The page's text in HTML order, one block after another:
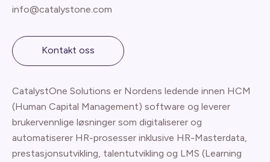
info@catalystone.com
Kontakt oss
CatalystOne Solutions er Nordens ledende innen HCM
(Human Capital Management) software og leverer
brukervennlige løsninger som digitaliserer og
automatiserer HR-prosesser inklusive HR-Masterdata,
prestasjonsutvikling, talentutvikling og LMS (Learning